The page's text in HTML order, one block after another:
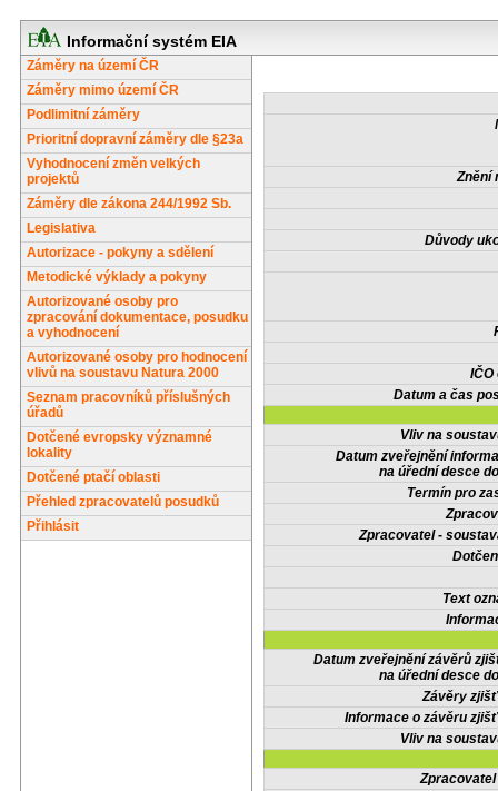
Informační systém EIA
Záměry na území ČR
Záměry mimo území ČR
Podlimitní záměry
Prioritní dopravní záměry dle §23a
Vyhodnocení změn velkých
projektů
Záměry dle zákona 244/1992 Sb.
Legislativa
Autorizace - pokyny a sdělení
Metodické výklady a pokyny
Autorizované osoby pro
zpracování dokumentace, posudku
a vyhodnocení
Autorizované osoby pro hodnocení
vlivů na soustavu Natura 2000
Seznam pracovníků příslušných
úřadů
Dotčené evropsky významné
lokality
Dotčené ptačí oblasti
Přehled zpracovatelů posudků
Přihlásit
Znění
Důvody
IČO
Datum a čas
Vliv na
Datum zveřejnění
na úřední desce
Termín pro
Zpracovatel -
Text
Datum zveřejnění závěrů
na úřední desce
Závěry
Informace o závěru
Vliv na